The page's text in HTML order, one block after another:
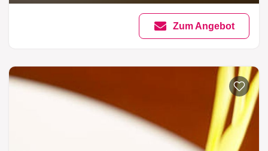
Zum Angebot